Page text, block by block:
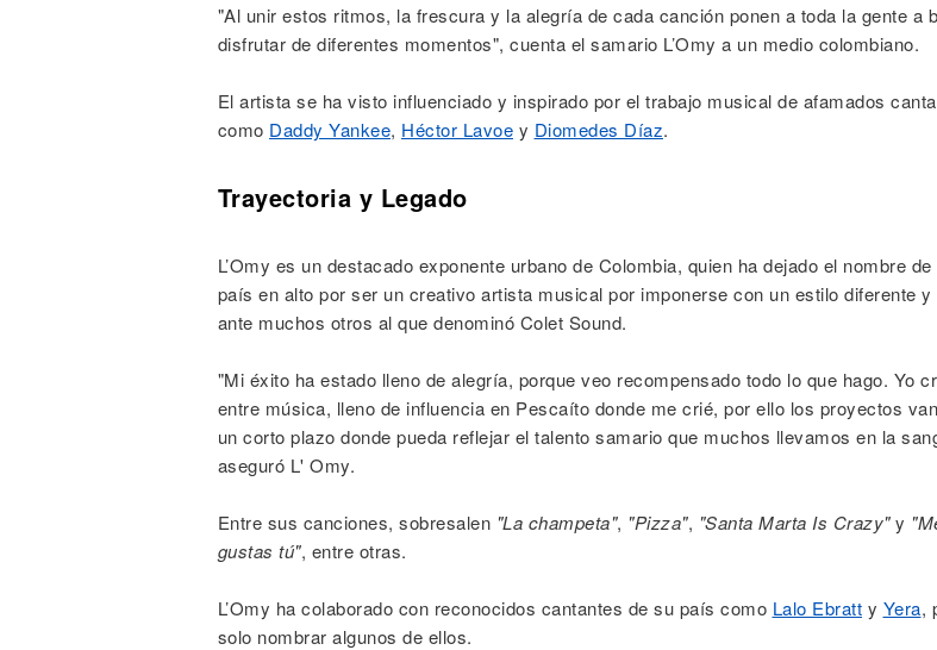
"Al unir estos ritmos, la frescura y la alegría de cada canción ponen a toda la gente a
disfrutar de diferentes momentos", cuenta el samario L’Omy a un medio colombiano.
El artista se ha visto influenciado y inspirado por el trabajo musical de afamados
como Daddy Yankee, Héctor Lavoe y Diomedes Díaz.
Trayectoria y Legado
L’Omy es un destacado exponente urbano de Colombia, quien ha dejado el nombre
país en alto por ser un creativo artista musical por imponerse con un estilo diferente y
ante muchos otros al que denominó Colet Sound.
"Mi éxito ha estado lleno de alegría, porque veo recompensado todo lo que hago. Yo
entre música, lleno de influencia en Pescaíto donde me crié, por ello los proyectos
un corto plazo donde pueda reflejar el talento samario que muchos llevamos en la
aseguró L' Omy.
Entre sus canciones, sobresalen "La champeta", "Pizza", "Santa Marta Is Crazy"y
gustas tú", entre otras.
L’Omy ha colaborado con reconocidos cantantes de su país como Lalo Ebratt y Yera,
solo nombrar algunos de ellos.